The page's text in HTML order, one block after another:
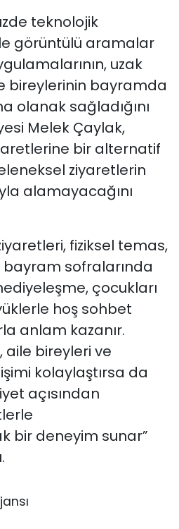
teknolojik
görüntülü aramalar
uzak
bireylerinin bayramda
olanak sağladığını
Melek Çaylak,
bir alternatif
ziyaretlerin
alamayacağını
fiziksel temas,
bayram sofralarında
çocukları
hoş sohbet
anlam kazanır.
aile bireyleri ve
kolaylaştırsa da
açısından
bir deneyim sunar”